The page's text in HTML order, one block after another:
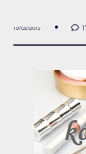
10/03/2012